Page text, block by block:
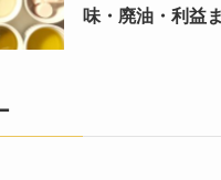
味・廃油・利益